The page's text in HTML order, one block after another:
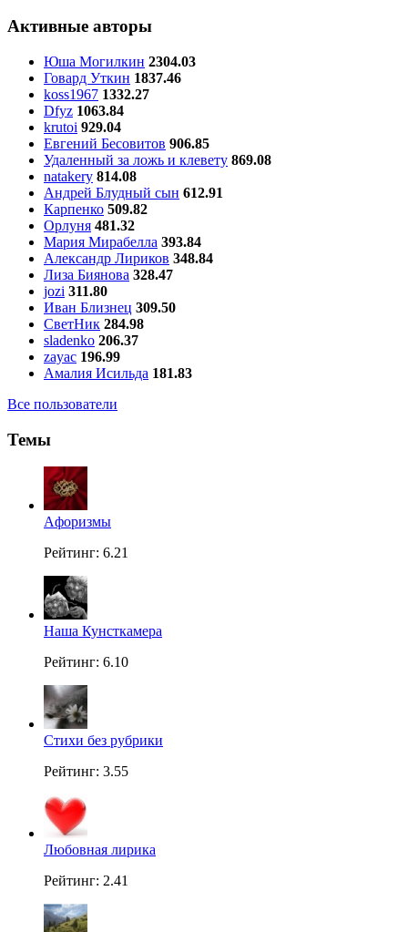
Активные авторы
Юша Могилкин 2304.03
Говард Уткин 1837.46
koss1967 1332.27
Dfyz 1063.84
krutoi 929.04
Евгений Бесовитов 906.85
Удаленный за ложь и клевету 869.08
natakery 814.08
Андрей Блудный сын 612.91
Карпенко 509.82
Орлуня 481.32
Мария Мирабелла 393.84
Александр Лириков 348.84
Лиза Биянова 328.47
jozi 311.80
Иван Близнец 309.50
СветНик 284.98
sladenko 206.37
zayac 196.99
Амалия Исильда 181.83
Все пользователи
Темы
Aфоризмы
Рейтинг: 6.21
Наша Кунсткамера
Рейтинг: 6.10
Стихи без рубрики
Рейтинг: 3.55
Любовная лирика
Рейтинг: 2.41